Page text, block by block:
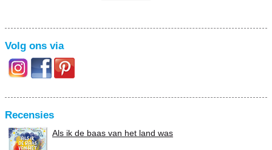
Volg ons via
Recensies
Als ik de baas van het land was